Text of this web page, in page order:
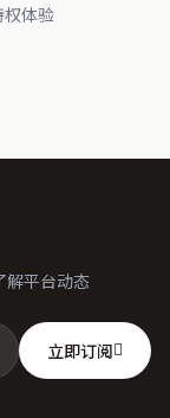
体验
解平台动态
立即订阅